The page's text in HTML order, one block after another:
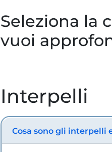
Seleziona la
vuoi
Interpelli
Cosa sono gli interpelli